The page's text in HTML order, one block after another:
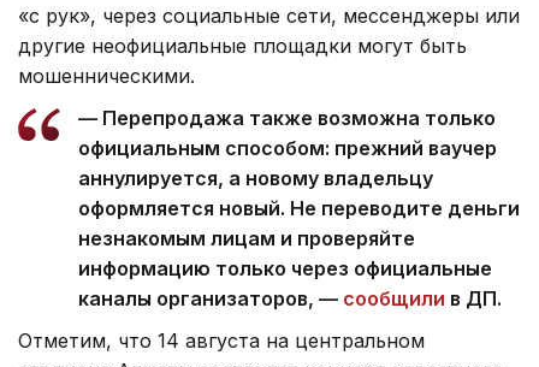
«с рук», через социальные сети, мессенджеры или
другие неофициальные площадки могут быть
мошенническими.
— Перепродажа также возможна только
официальным способом: прежний ваучер
аннулируется, а новому владельцу
оформляется новый. Не переводите деньги
незнакомым лицам и проверяйте
информацию только через официальные
каналы организаторов, — сообщили в ДП.
Отметим, что 14 августа на центральном